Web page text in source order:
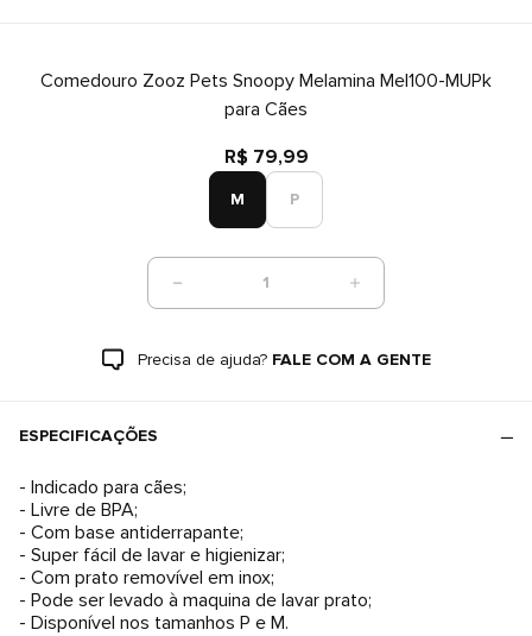
Comedouro Zooz Pets Snoopy Melamina Mel100-MUPk
para Cães
R$ 79,99
M P
1
Precisa de ajuda? FALE COM A GENTE
ESPECIFICAÇÕES
- Indicado para cães;
- Livre de BPA;
- Com base antiderrapante;
- Super fácil de lavar e higienizar;
- Com prato removível em inox;
- Pode ser levado à maquina de lavar prato;
- Disponível nos tamanhos P e M.